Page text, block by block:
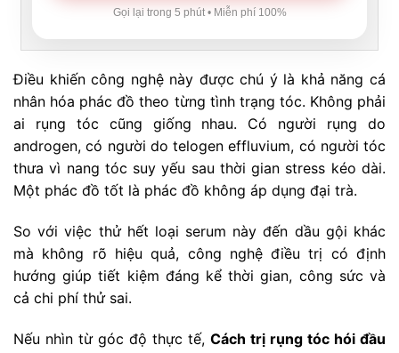
Gọi lại trong 5 phút • Miễn phí 100%
Điều khiến công nghệ này được chú ý là khả năng cá
nhân hóa phác đồ theo từng tình trạng tóc. Không phải
ai rụng tóc cũng giống nhau. Có người rụng do
androgen, có người do telogen effluvium, có người tóc
thưa vì nang tóc suy yếu sau thời gian stress kéo dài.
Một phác đồ tốt là phác đồ không áp dụng đại trà.
So với việc thử hết loại serum này đến dầu gội khác
mà không rõ hiệu quả, công nghệ điều trị có định
hướng giúp tiết kiệm đáng kể thời gian, công sức và
cả chi phí thử sai.
Nếu nhìn từ góc độ thực tế, Cách trị rụng tóc hói đầu